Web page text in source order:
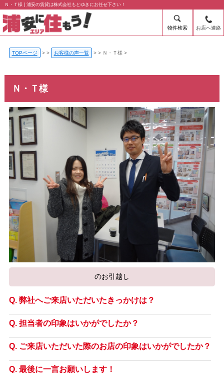
Ｎ・Ｔ様 | 浦安の賃貸は株式会社もとゆきにお任せ下さい！
物件検索 お店へ連絡
TOPページ > お客様の声一覧 > Ｎ・Ｔ様
Ｎ・Ｔ様
のお引越し
弊社へご来店いただいたきっかけは？
担当者の印象はいかがでしたか？
ご来店いただいた際のお店の印象はいかがでしたか？
最後に一言お願いします！